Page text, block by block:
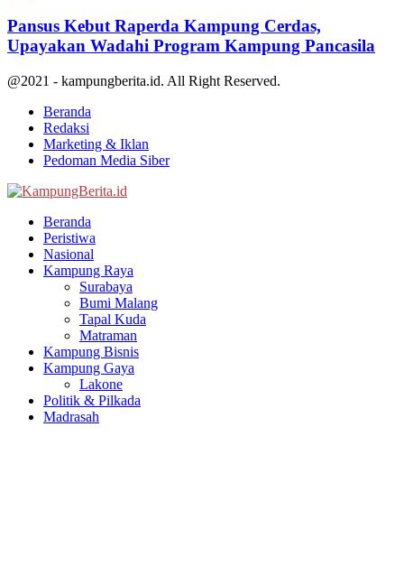
Pansus Kebut Raperda Kampung Cerdas,
Upayakan Wadahi Program Kampung Pancasila
@2021 - kampungberita.id. All Right Reserved.
Beranda
Redaksi
Marketing & Iklan
Pedoman Media Siber
Beranda
Peristiwa
Nasional
Kampung Raya
Surabaya
Bumi Malang
Tapal Kuda
Matraman
Kampung Bisnis
Kampung Gaya
Lakone
Politik & Pilkada
Madrasah